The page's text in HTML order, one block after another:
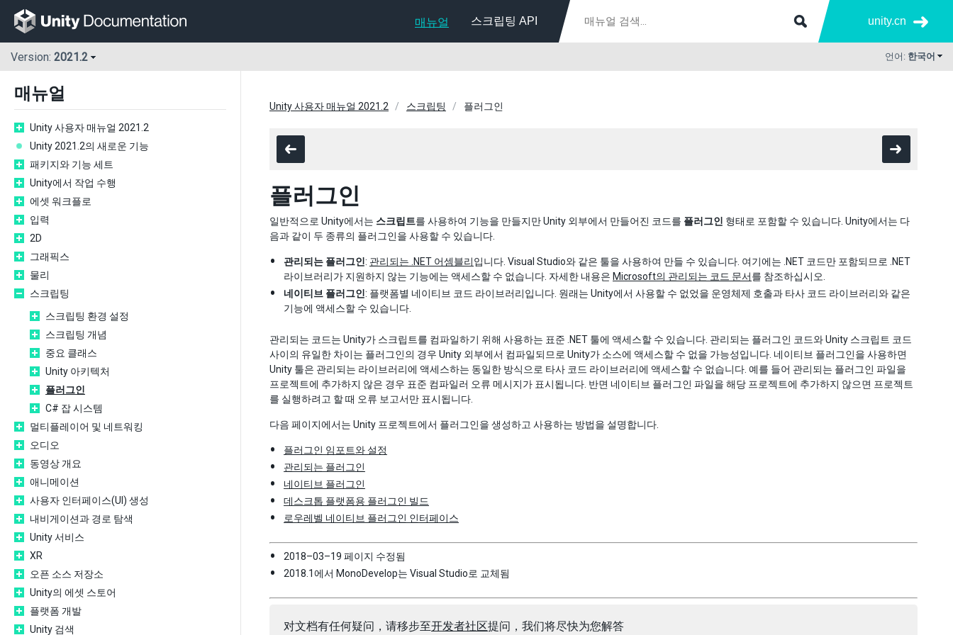
매뉴얼 스크립팅 API unity.cn
Version: 2021.2 언어: 한국어
매뉴얼
Unity 사용자 매뉴얼 2021.2
Unity 2021.2의 새로운 기능
패키지와 기능 세트
Unity에서 작업 수행
에셋 워크플로
입력
2D
그래픽스
물리
스크립팅
스크립팅 환경 설정
스크립팅 개념
중요 클래스
Unity 아키텍처
플러그인
C# 잡 시스템
멀티플레이어 및 네트워킹
오디오
동영상 개요
애니메이션
사용자 인터페이스(UI) 생성
내비게이션과 경로 탐색
Unity 서비스
XR
오픈 소스 저장소
Unity의 에셋 스토어
플랫폼 개발
Unity 검색
Unity 사용자 매뉴얼 2021.2 스크립팅 플러그인
플러그인
일반적으로 Unity에서는 스크립트를 사용하여 기능을 만들지만 Unity 외부에서 만들어진 코드를 플러그인 형태로 포함할 수 있습니다. Unity에서는 다
음과 같이 두 종류의 플러그인을 사용할 수 있습니다.
관리되는 플러그인 : 관리되는 .NET 어셈블리입니다. Visual Studio와 같은 툴을 사용하여 만들 수 있습니다. 여기에는 .NET 코드만 포함되므로 .NET
라이브러리가 지원하지 않는 기능에는 액세스할 수 없습니다. 자세한 내용은 Microsoft의 관리되는 코드 문서를 참조하십시오.
네이티브 플러그인 : 플랫폼별 네이티브 코드 라이브러리입니다. 원래는 Unity에서 사용할 수 없었을 운영체제 호출과 타사 코드 라이브러리와 같은
기능에 액세스할 수 있습니다.
관리되는 코드는 Unity가 스크립트를 컴파일하기 위해 사용하는 표준 .NET 툴에 액세스할 수 있습니다. 관리되는 플러그인 코드와 Unity 스크립트 코드
사이의 유일한 차이는 플러그인의 경우 Unity 외부에서 컴파일되므로 Unity가 소스에 액세스할 수 없을 가능성입니다. 네이티브 플러그인을 사용하면
Unity 툴은 관리되는 라이브러리에 액세스하는 동일한 방식으로 타사 코드 라이브러리에 액세스할 수 없습니다. 예를 들어 관리되는 플러그인 파일을
프로젝트에 추가하지 않은 경우 표준 컴파일러 오류 메시지가 표시됩니다. 반면 네이티브 플러그인 파일을 해당 프로젝트에 추가하지 않으면 프로젝트
를 실행하려고 할 때 오류 보고서만 표시됩니다.
다음 페이지에서는 Unity 프로젝트에서 플러그인을 생성하고 사용하는 방법을 설명합니다.
플러그인 임포트와 설정
관리되는 플러그인
네이티브 플러그인
데스크톱 플랫폼용 플러그인 빌드
로우레벨 네이티브 플러그인 인터페이스
2018–03–19 페이지 수정됨
2018.1에서 MonoDevelop는 Visual Studio로 교체됨
对文档有任何疑问，请移步至开发者社区提问，我们将尽快为您解答